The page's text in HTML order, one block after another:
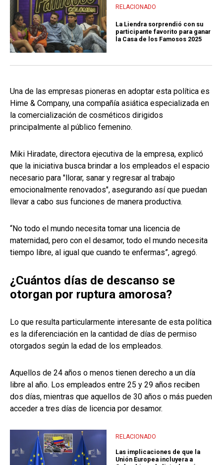
RELACIONADO
La Liendra sorprendió con su
participante favorito para ganar
la Casa de los Famosos 2025
Una de las empresas pioneras en adoptar esta política es
Hime & Company, una compañía asiática especializada en
la comercialización de cosméticos dirigidos
principalmente al público femenino.
Miki Hiradate, directora ejecutiva de la empresa, explicó
que la iniciativa busca brindar a los empleados el espacio
necesario para "llorar, sanar y regresar al trabajo
emocionalmente renovados", asegurando así que puedan
llevar a cabo sus funciones de manera productiva.
“No todo el mundo necesita tomar una licencia de
maternidad, pero con el desamor, todo el mundo necesita
tiempo libre, al igual que cuando te enfermas”, agregó.
¿Cuántos días de descanso se
otorgan por ruptura amorosa?
Lo que resulta particularmente interesante de esta política
es la diferenciación en la cantidad de días de permiso
otorgados según la edad de los empleados.
Aquellos de 24 años o menos tienen derecho a un día
libre al año. Los empleados entre 25 y 29 años reciben
dos días, mientras que aquellos de 30 años o más pueden
acceder a tres días de licencia por desamor.
RELACIONADO
Las implicaciones de que la
Unión Europea incluyera a